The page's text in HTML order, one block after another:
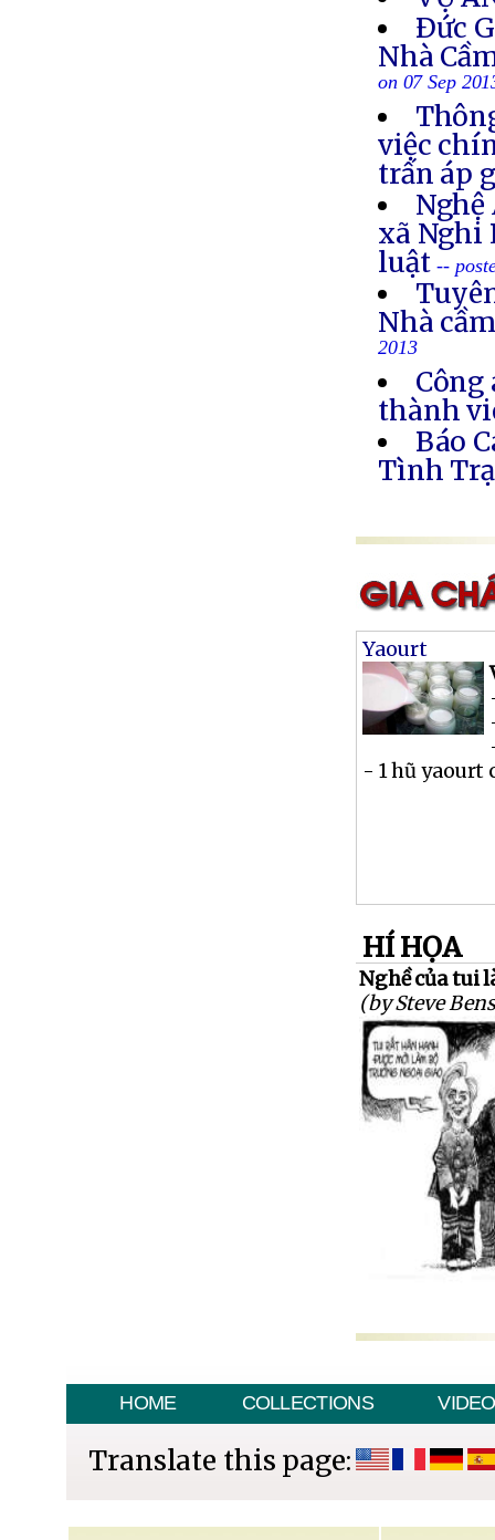
Ðức
Nhà
on 07 Sep
việc
trấn áp
Nghệ
xã Nghi
luật--
Nhà
2013
thành
Báo
Tình
Yaourt
- 1 hũ yaourt
HÍ HỌA
Nghề của tui
(by Steve
HOME COLLECTIONS VIDEO
Translate this page: